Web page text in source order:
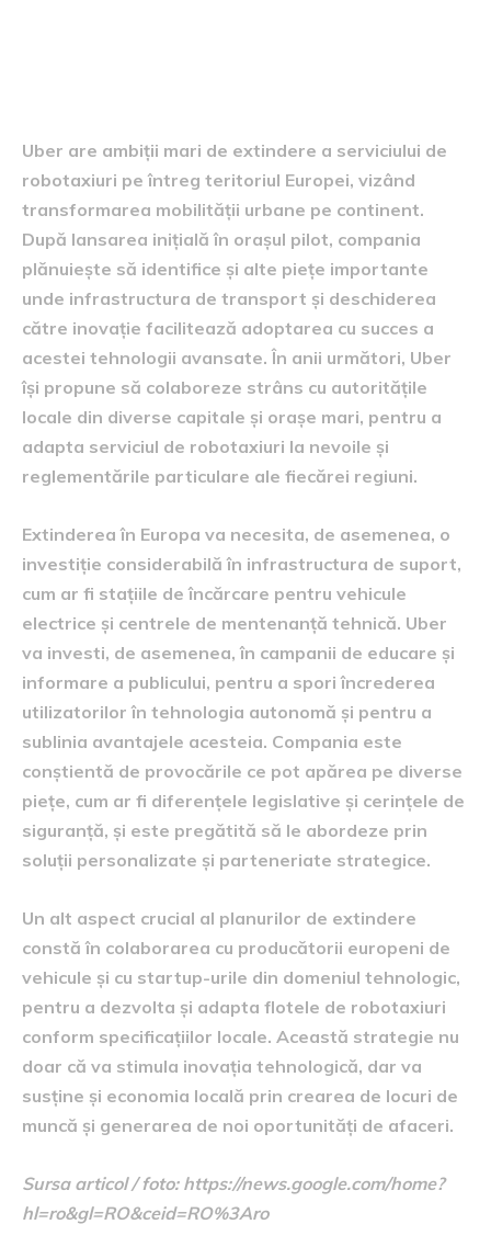
Uber are ambiții mari de extindere a serviciului de
robotaxiuri pe întreg teritoriul Europei, vizând
transformarea mobilității urbane pe continent.
După lansarea inițială în orașul pilot, compania
plănuiește să identifice și alte piețe importante
unde infrastructura de transport și deschiderea
către inovație facilitează adoptarea cu succes a
acestei tehnologii avansate. În anii următori, Uber
își propune să colaboreze strâns cu autoritățile
locale din diverse capitale și orașe mari, pentru a
adapta serviciul de robotaxiuri la nevoile și
reglementările particulare ale fiecărei regiuni.
Extinderea în Europa va necesita, de asemenea, o
investiție considerabilă în infrastructura de suport,
cum ar fi stațiile de încărcare pentru vehicule
electrice și centrele de mentenanță tehnică. Uber
va investi, de asemenea, în campanii de educare și
informare a publicului, pentru a spori încrederea
utilizatorilor în tehnologia autonomă și pentru a
sublinia avantajele acesteia. Compania este
conștientă de provocările ce pot apărea pe diverse
piețe, cum ar fi diferențele legislative și cerințele de
siguranță, și este pregătită să le abordeze prin
soluții personalizate și parteneriate strategice.
Un alt aspect crucial al planurilor de extindere
constă în colaborarea cu producătorii europeni de
vehicule și cu startup-urile din domeniul tehnologic,
pentru a dezvolta și adapta flotele de robotaxiuri
conform specificațiilor locale. Această strategie nu
doar că va stimula inovația tehnologică, dar va
susține și economia locală prin crearea de locuri de
muncă și generarea de noi oportunități de afaceri.
Sursa articol / foto: https://news.google.com/home?
hl=ro&gl=RO&ceid=RO%3Aro